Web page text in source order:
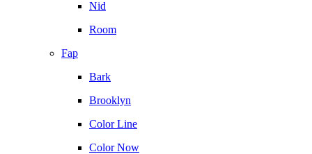
Nid
Room
Fap
Bark
Brooklyn
Color Line
Color Now